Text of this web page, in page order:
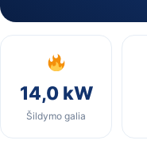
14,0 kW
Šildymo galia